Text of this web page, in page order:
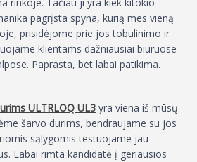
pagrįsta spyna, kurią mes vieną
prisidėjome prie jos tobulinimo ir
klientams dažniausiai biuruose
Paprasta, bet labai patikima.
ULTRLOQ UL3 yra viena iš mūsų
šarvo durims, bendraujame su jos
sąlygomis testuojame jau
Labai rimta kandidatė į geriausios